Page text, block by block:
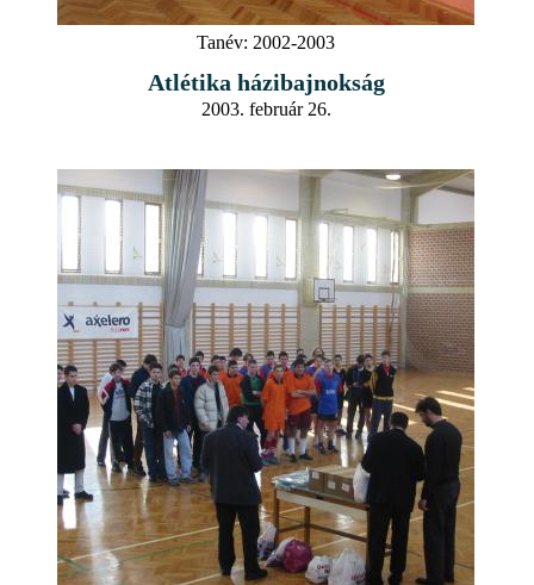
Tanév: 2002-2003
Atlétika házibajnokság
2003. február 26.